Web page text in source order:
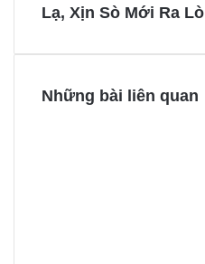
k
s e e
Lạ, Xịn Sò Mới Ra Lò
Những bài liên quan